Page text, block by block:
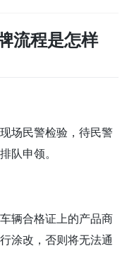
流程是怎样
场民警检验，待民警
队申领。
辆合格证上的产品商
涂改，否则将无法通